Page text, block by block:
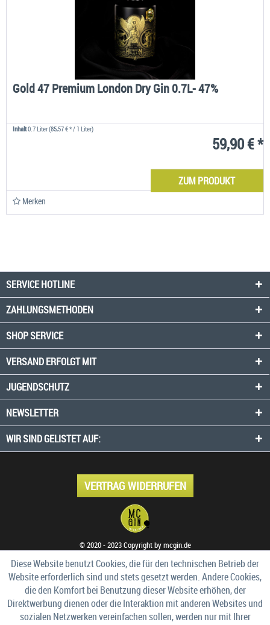
Gold 47 Premium London Dry Gin 0.7L- 47%
Inhalt0.7 Liter(85,57 € * / 1 Liter)
59,90 € *
ZUM PRODUKT
Merken
SERVICE HOTLINE
ZAHLUNGSMETHODEN
SHOP SERVICE
VERSAND ERFOLGT MIT
JUGENDSCHUTZ
NEWSLETTER
WIR SIND GELISTET AUF:
VERTRAG WIDERRUFEN
© 2020 - 2023 Copyright by mcgin.de
Diese Website benutzt Cookies, die für den technischen Betrieb der
Website erforderlich sind und stets gesetzt werden. Andere Cookies,
die den Komfort bei Benutzung dieser Website erhöhen, der
Direktwerbung dienen oder die Interaktion mit anderen Websites und
sozialen Netzwerken vereinfachen sollen, werden nur mit Ihrer